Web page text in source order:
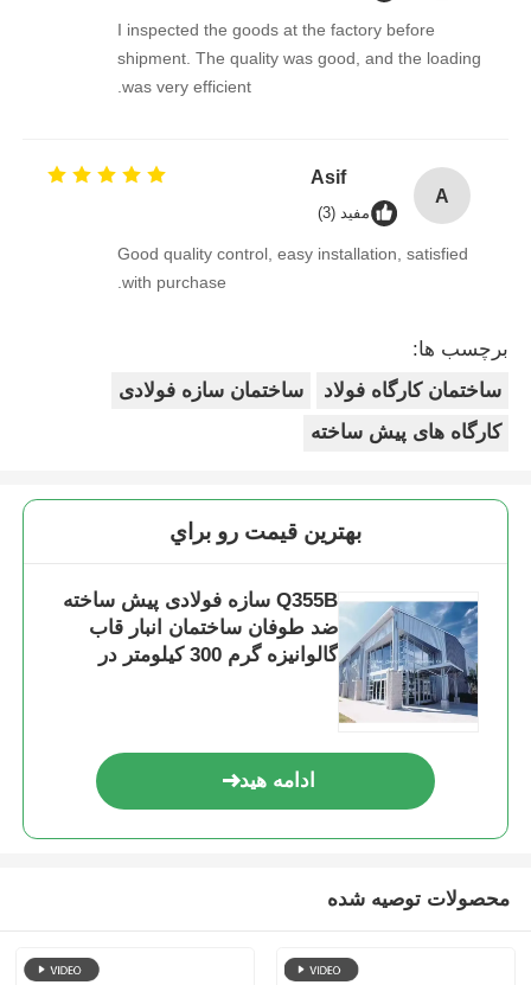
I inspected the goods at the factory before
shipment. The quality was good, and the loading
was very efficient.
A
Asif
مفید (3)
Good quality control, easy installation, satisfied
with purchase.
برچسب ها:
ساختمان کارگاه فولاد
ساختمان سازه فولادی
کارگاه های پیش ساخته
بهترين قيمت رو براي
Q355B سازه فولادی پیش ساخته
ضد طوفان ساختمان انبار قاب
گالوانیزه گرم 300 کیلومتر در
ادامه هید
محصولات توصیه شده